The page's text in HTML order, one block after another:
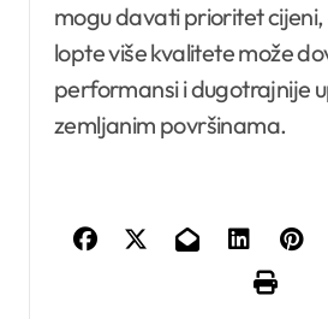
mogu davati prioritet cijeni,
lopte više kvalitete može
performansi i dugotrajnije
zemljanim površinama.